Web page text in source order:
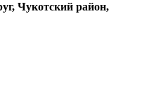
Чукотский район,